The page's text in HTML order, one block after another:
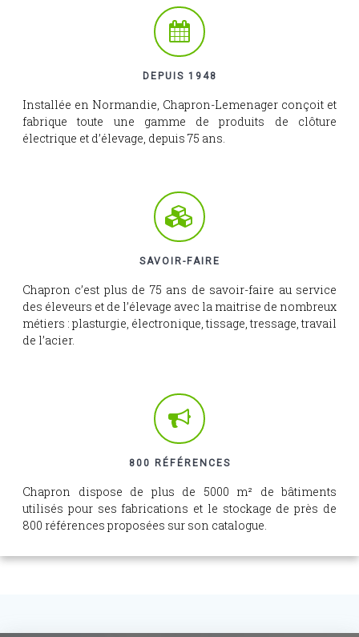
DEPUIS 1948
Installée en Normandie, Chapron-Lemenager conçoit et
fabrique toute une gamme de produits de clôture
électrique et d’élevage, depuis 75 ans.
SAVOIR-FAIRE
Chapron c’est plus de 75 ans de savoir-faire au service
des éleveurs et de l’élevage avec la maitrise de nombreux
métiers : plasturgie, électronique, tissage, tressage, travail
de l’acier.
800 RÉFÉRENCES
Chapron dispose de plus de 5000 m² de bâtiments
utilisés pour ses fabrications et le stockage de près de
800 références proposées sur son catalogue.